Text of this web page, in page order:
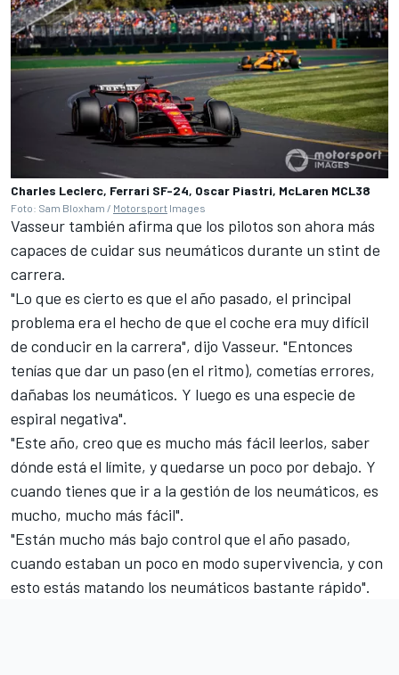
Charles Leclerc, Ferrari SF-24, Oscar Piastri, McLaren MCL38
Foto: Sam Bloxham / Motorsport Images
Vasseur también afirma que los pilotos son ahora más
capaces de cuidar sus neumáticos durante un stint de
carrera.
"Lo que es cierto es que el año pasado, el principal
problema era el hecho de que el coche era muy difícil
de conducir en la carrera", dijo Vasseur. "Entonces
tenías que dar un paso (en el ritmo), cometías errores,
dañabas los neumáticos. Y luego es una especie de
espiral negativa".
"Este año, creo que es mucho más fácil leerlos, saber
dónde está el límite, y quedarse un poco por debajo. Y
cuando tienes que ir a la gestión de los neumáticos, es
mucho, mucho más fácil".
"Están mucho más bajo control que el año pasado,
cuando estaban un poco en modo supervivencia, y con
esto estás matando los neumáticos bastante rápido".